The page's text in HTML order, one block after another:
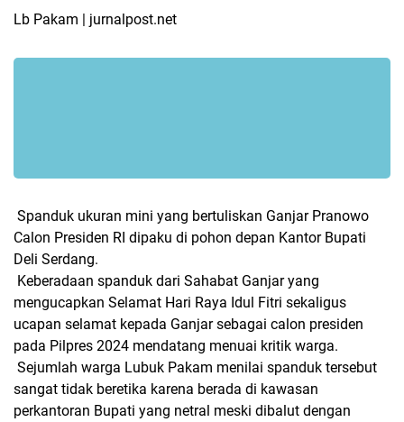
Lb Pakam | jurnalpost.net
Spanduk ukuran mini yang bertuliskan Ganjar Pranowo
Calon Presiden RI dipaku di pohon depan Kantor Bupati
Deli Serdang.
Keberadaan spanduk dari Sahabat Ganjar yang
mengucapkan Selamat Hari Raya Idul Fitri sekaligus
ucapan selamat kepada Ganjar sebagai calon presiden
pada Pilpres 2024 mendatang menuai kritik warga.
Sejumlah warga Lubuk Pakam menilai spanduk tersebut
sangat tidak beretika karena berada di kawasan
perkantoran Bupati yang netral meski dibalut dengan